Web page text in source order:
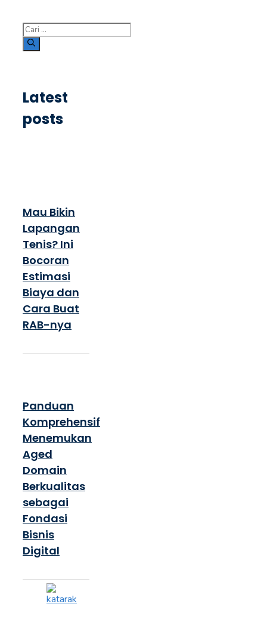
Cari
untuk:
Latest
posts
Mau Bikin
Lapangan
Tenis? Ini
Bocoran
Estimasi
Biaya dan
Cara Buat
RAB-nya
Panduan
Komprehensif
Menemukan
Aged
Domain
Berkualitas
sebagai
Fondasi
Bisnis
Digital